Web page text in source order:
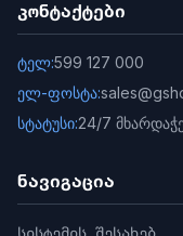
კონტაქტები
ტელ:599 127 000
ელ-ფოსტა:
სტატუსი:24/7
ნავიგაცია